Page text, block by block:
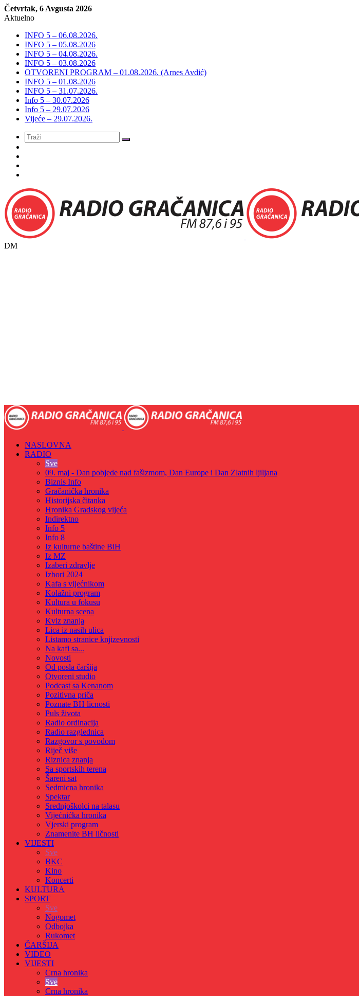
Četvrtak, 6 Avgusta 2026
Aktuelno
INFO 5 – 06.08.2026.
INFO 5 – 05.08.2026
INFO 5 – 04.08.2026.
INFO 5 – 03.08.2026
OTVORENI PROGRAM – 01.08.2026. (Arnes Avdić)
INFO 5 – 01.08.2026
INFO 5 – 31.07.2026.
Info 5 – 30.07.2026
Info 5 – 29.07.2026
Vijeće – 29.07.2026.
Meni
DM
NASLOVNA
RADIO
Sve
09. maj - Dan pobjede nad fašizmom, Dan Europe i Dan Zlatnih ljiljana
Biznis Info
Gračanička hronika
Historijska čitanka
Hronika Gradskog vijeća
Indirektno
Info 5
Info 8
Iz kulturne baštine BiH
Iz MZ
Izaberi zdravlje
Izbori 2024
Kafa s vijećnikom
Kolažni program
Kultura u fokusu
Kulturna scena
Kviz znanja
Lica iz nasih ulica
Listamo stranice knjizevnosti
Na kafi sa...
Novosti
Od posla čaršija
Otvoreni studio
Podcast sa Kenanom
Pozitivna priča
Poznate BH licnosti
Puls života
Radio ordinacija
Radio razglednica
Razgovor s povodom
Riječ više
Riznica znanja
Sa sportskih terena
Šareni sat
Sedmicna hronika
Spektar
Srednjoškolci na talasu
Vijećnićka hronika
Vjerski program
Znamenite BH ličnosti
VIJESTI
Sve
BKC
Kino
Koncerti
KULTURA
SPORT
Sve
Nogomet
Odbojka
Rukomet
ČARŠIJA
VIDEO
VIJESTI
Crna hronika
Sve
Crna hronika